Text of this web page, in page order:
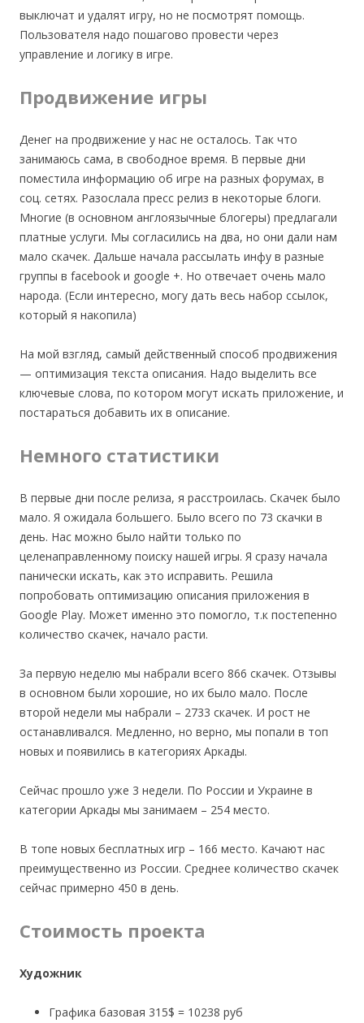
выключат и удалят игру, но не посмотрят помощь.
Пользователя надо пошагово провести через
управление и логику в игре.
Продвижение игры
Денег на продвижение у нас не осталось. Так что
занимаюсь сама, в свободное время. В первые дни
поместила информацию об игре на разных форумах, в
соц. сетях. Разослала пресс релиз в некоторые блоги.
Многие (в основном англоязычные блогеры) предлагали
платные услуги. Мы согласились на два, но они дали нам
мало скачек. Дальше начала рассылать инфу в разные
группы в facebook и google +. Но отвечает очень мало
народа. (Если интересно, могу дать весь набор ссылок,
который я накопила)
На мой взгляд, самый действенный способ продвижения
— оптимизация текста описания. Надо выделить все
ключевые слова, по котором могут искать приложение, и
постараться добавить их в описание.
Немного статистики
В первые дни после релиза, я расстроилась. Скачек было
мало. Я ожидала большего. Было всего по 73 скачки в
день. Нас можно было найти только по
целенаправленному поиску нашей игры. Я сразу начала
панически искать, как это исправить. Решила
попробовать оптимизацию описания приложения в
Google Play. Может именно это помогло, т.к постепенно
количество скачек, начало расти.
За первую неделю мы набрали всего 866 скачек. Отзывы
в основном были хорошие, но их было мало. После
второй недели мы набрали – 2733 скачек. И рост не
останавливался. Медленно, но верно, мы попали в топ
новых и появились в категориях Аркады.
Сейчас прошло уже 3 недели. По России и Украине в
категории Аркады мы занимаем – 254 место.
В топе новых бесплатных игр – 166 место. Качают нас
преимущественно из России. Среднее количество скачек
сейчас примерно 450 в день.
Стоимость проекта
Художник
Графика базовая 315$ = 10238 руб